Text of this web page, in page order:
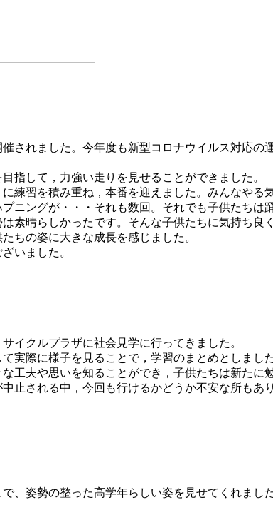
されました。今年度も新型コロナウイルス対応の
指して，力強い走りを見せることができました。
練習を積み重ね，本番を迎えました。みんなやる
ニングが・・・それも数回。それでも子供たちは
素晴らしかったです。そんな子供たちに気持ち良
ちの姿に大きな成長を感じました。
いました。
イクルプラザに社会見学に行ってきました。
実際に様子を見ることで，学習のまとめとしまし
工夫や思いを知ることができ，子供たちは新たに
される中，今回も行けるかどうか不安な所もあ
、姿勢の整った高学年らしい姿を見せてくれました